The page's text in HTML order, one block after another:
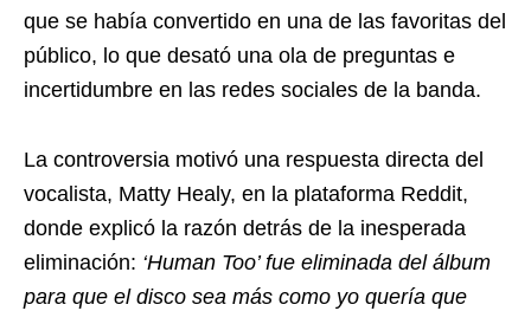
que se había convertido en una de las favoritas del
público, lo que desató una ola de preguntas e
incertidumbre en las redes sociales de la banda.
La controversia motivó una respuesta directa del
vocalista, Matty Healy, en la plataforma Reddit,
donde explicó la razón detrás de la inesperada
eliminación: ‘Human Too’ fue eliminada del álbum
para que el disco sea más como yo quería que